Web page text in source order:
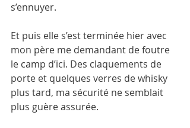
s’ennuyer.
Et puis elle s’est terminée hier avec
mon père me demandant de foutre
le camp d’ici. Des claquements de
porte et quelques verres de whisky
plus tard, ma sécurité ne semblait
plus guère assurée.